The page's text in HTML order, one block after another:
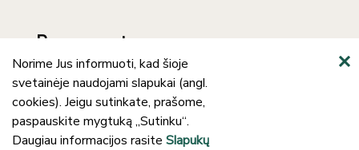
Prenumerata
Norime Jus informuoti, kad šioje
svetainėje naudojami slapukai (angl.
cookies). Jeigu sutinkate, prašome,
paspauskite mygtuką „Sutinku“.
Daugiau informacijos rasite Slapukų